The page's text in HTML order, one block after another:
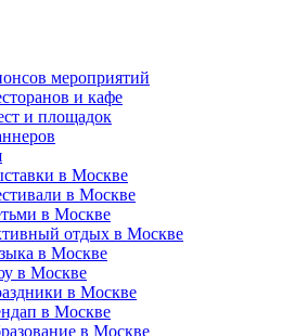
мероприятий
и кафе
и площадок
в Москве
в Москве
в Москве
отдых в Москве
в Москве
в Москве
в Москве
в Москве
в Москве